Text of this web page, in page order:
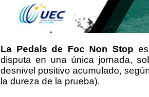
La Pedals de Foc Non Stop
disputa en una única jornada,
desnivel positivo acumulado,
la dureza de la prueba).